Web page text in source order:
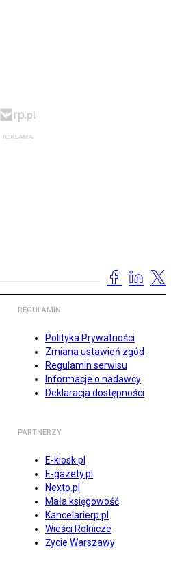
REGULAMIN
Polityka Prywatności
Zmiana ustawień zgód
Regulamin serwisu
Informacje o nadawcy
Deklaracja dostępności
PARTNERZY
E-kiosk.pl
E-gazety.pl
Nexto.pl
Mała księgowość
Kancelarierp.pl
Wieści Rolnicze
Życie Warszawy